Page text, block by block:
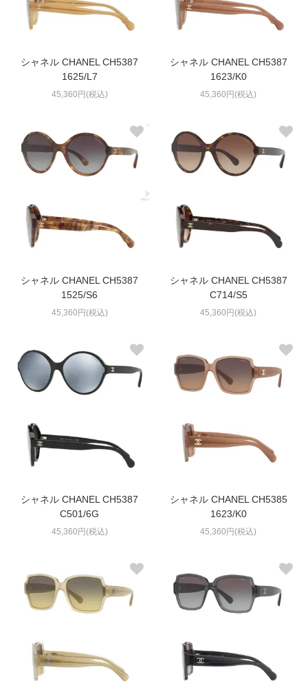
シャネル CHANEL CH5387
1625/L7
45,360円(税込)
シャネル CHANEL CH5387
1623/K0
45,360円(税込)
シャネル CHANEL CH5387
1525/S6
45,360円(税込)
シャネル CHANEL CH5387
C714/S5
45,360円(税込)
シャネル CHANEL CH5387
C501/6G
45,360円(税込)
シャネル CHANEL CH5385
1623/K0
45,360円(税込)